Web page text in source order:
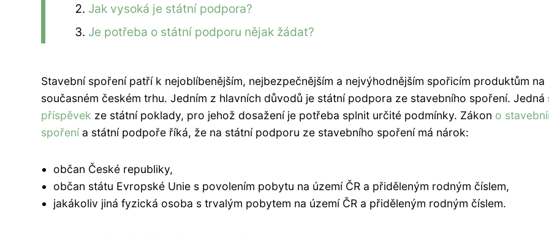
Jak vysoká je státní podpora?
Je potřeba o státní podporu nějak žádat?
Stavební spoření patří k nejoblíbenějším, nejbezpečnějším a nejvýhodnějším spořicím produktům na
současném českém trhu. Jedním z hlavních důvodů je státní podpora ze stavebního spoření. Jedná
příspěvek ze státní poklady, pro jehož dosažení je potřeba splnit určité podmínky. Zákon o
spořenía státní podpoře říká, že na státní podporu ze stavebního spoření má nárok:
občan České republiky,
občan státu Evropské Unie s povolením pobytu na území ČR a přiděleným rodným číslem,
jakákoliv jiná fyzická osoba s trvalým pobytem na území ČR a přiděleným rodným číslem.